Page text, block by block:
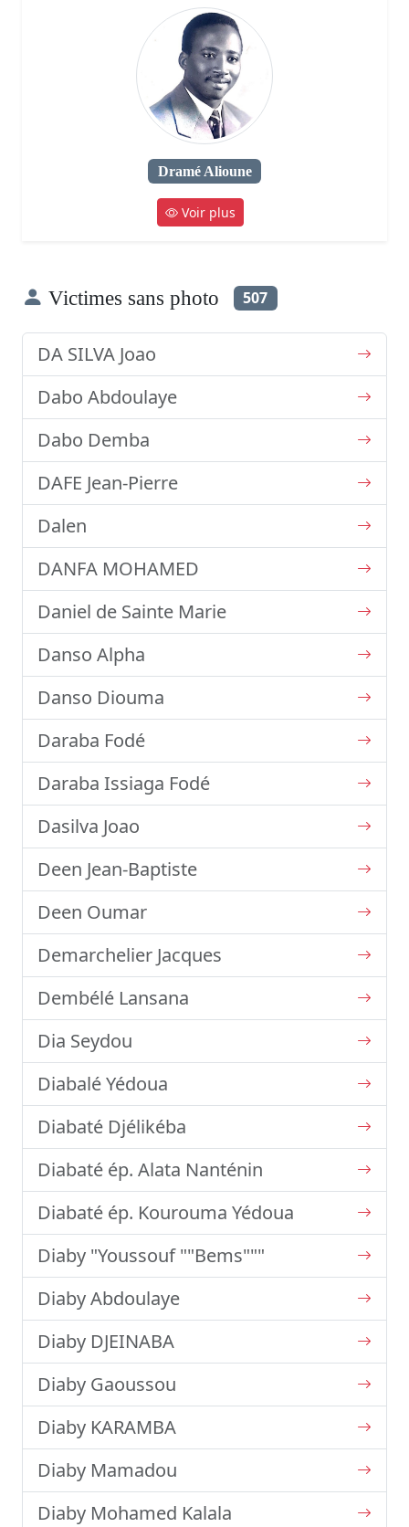
Dramé Alioune
Voir plus
Victimes sans photo 507
DA SILVA Joao
Dabo Abdoulaye
Dabo Demba
DAFE Jean-Pierre
Dalen
DANFA MOHAMED
Daniel de Sainte Marie
Danso Alpha
Danso Diouma
Daraba Fodé
Daraba Issiaga Fodé
Dasilva Joao
Deen Jean-Baptiste
Deen Oumar
Demarchelier Jacques
Dembélé Lansana
Dia Seydou
Diabalé Yédoua
Diabaté Djélikéba
Diabaté ép. Alata Nanténin
Diabaté ép. Kourouma Yédoua
Diaby "Youssouf ""Bems"""
Diaby Abdoulaye
Diaby DJEINABA
Diaby Gaoussou
Diaby KARAMBA
Diaby Mamadou
Diaby Mohamed Kalala